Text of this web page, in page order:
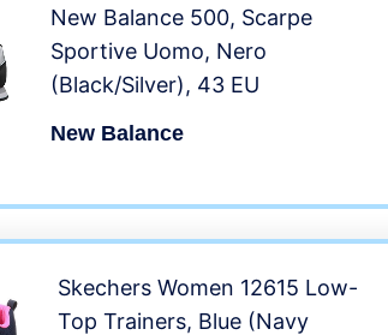
New Balance 500, Scarpe
Sportive Uomo, Nero
(Black/Silver), 43 EU
New Balance
Skechers Women 12615 Low-
Top Trainers, Blue (Navy